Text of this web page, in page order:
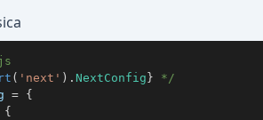
( 'next' ) . NextConfig} */
= {
{